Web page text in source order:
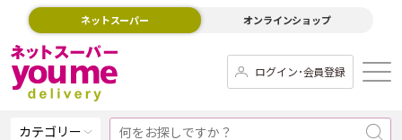
ネットスーパー オンラインショップ
ログイン･会員登録
カテゴリー